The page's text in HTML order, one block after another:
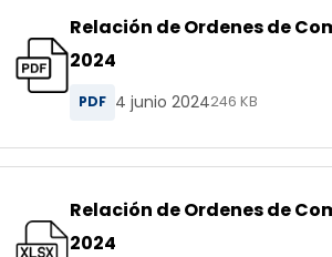
Relación de Ordenes de
2024
PDF 4 junio 2024246 KB
Relación de Ordenes de
2024